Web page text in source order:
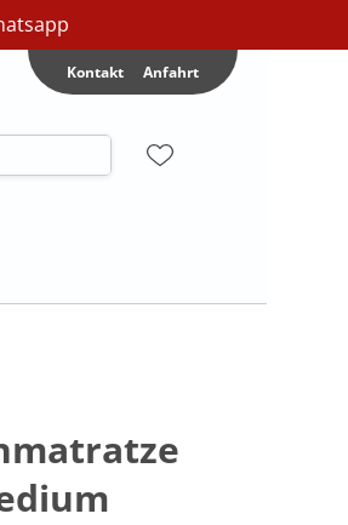
Kontakt Anfahrt